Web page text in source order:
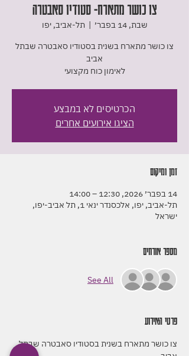
צו כושר מתארח- סטודיו סאבטרה
שבת, 14 בפבר׳
  |
תל-אביב, יפו
צו כושר מתארח בשנית בסטודיו סאבטרה שבתל
לאימון כוח מקצועי
הכרטיסים לא במבצע
הציגו אירועים אחרים
זמן ומיקום
14 בפבר׳ 2026, 12:30 – 14:00
תל-אביב, יפו, אלכסנדר ינאי 1, תל אביב-יפו,
ישראל
מספר אורחים
See All
פרטי האירוע
צו כושר מתארח בשנית בסטודיו סאבטרה שבתל